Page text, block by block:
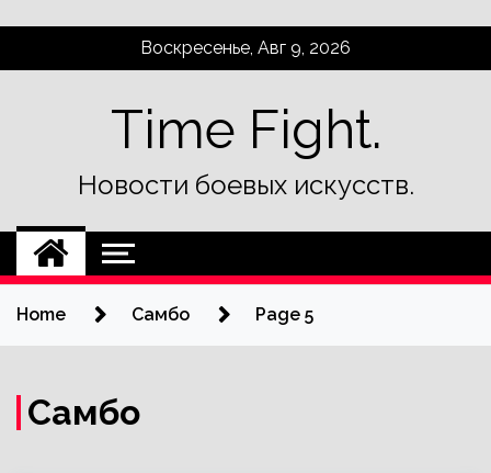
Воскресенье, Авг 9, 2026
Time Fight.
Новости боевых искусств.
Home Самбо Page 5
Самбо